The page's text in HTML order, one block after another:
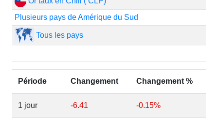
Plusieurs pays de Amérique du Sud
Tous les pays
Période Changement Changement %
1 jour -6.41 -0.15%